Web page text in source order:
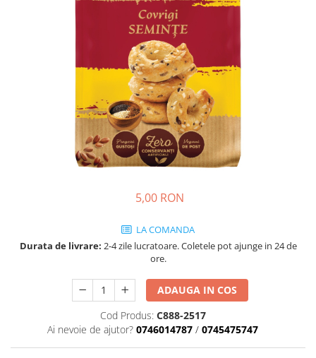
Cozonac Cadou
Cozonac Royal
Cozonac Mos Craciun
Cozonac Duofino
Cozonac Imperial
Creme tartinabile
Fursecuri cu unt
Chec cu iaurt
Chec Ciocco
5,00 RON
LA COMANDA
Durata de livrare: 2-4 zile lucratoare. Coletele pot ajunge in 24 de
ore.
ADAUGA IN COS
Cod Produs: C888-2517
Ai nevoie de ajutor? 0746014787 / 0745475747